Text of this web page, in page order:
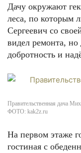
Дачу окружают
леса, по которым
Сергеевич со
видел ремонта, но
добротность и
Правительственная дача
ФОТО: kak2z.ru
На первом этаже
гостиная с